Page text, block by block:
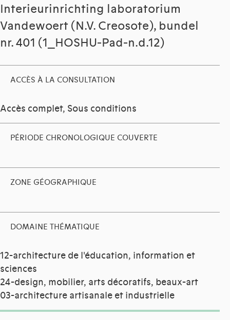
Interieurinrichting laboratorium
Vandewoert (N.V. Creosote), bundel
nr. 401 (1_HOSHU-Pad-n.d.12)
ACCÈS À LA CONSULTATION
Accès complet, Sous conditions
PÉRIODE CHRONOLOGIQUE COUVERTE
ZONE GÉOGRAPHIQUE
DOMAINE THÉMATIQUE
12-architecture de l'éducation, information et
sciences
24-design, mobilier, arts décoratifs, beaux-art
03-architecture artisanale et industrielle